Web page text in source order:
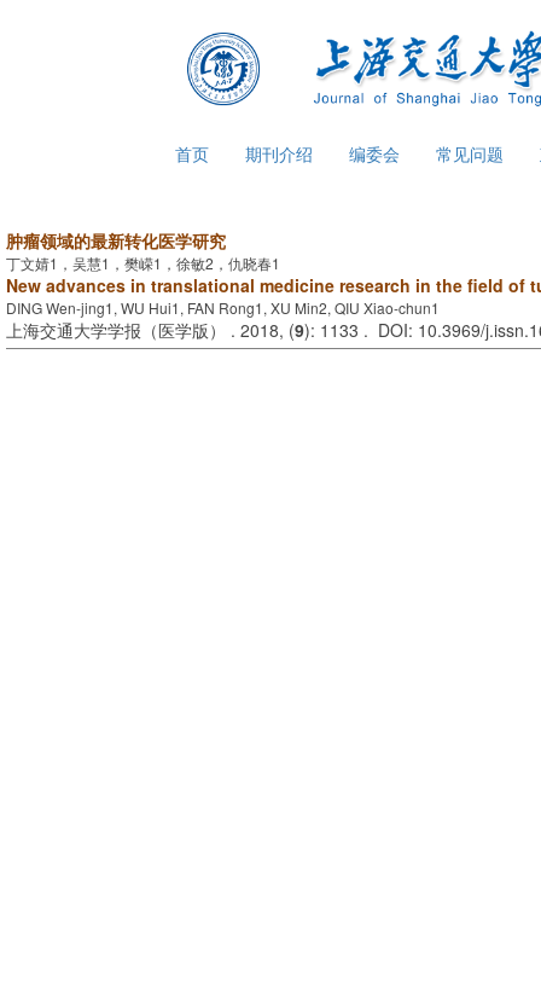
首页 期刊介绍 编委会 常见问题
肿瘤领域的最新转化医学研究
丁文婧1，吴慧1，樊嵘1，徐敏2，仇晓春1
New advances in translational medicine research in the field of
DING Wen-jing1, WU Hui1, FAN Rong1, XU Min2, QIU Xiao-chun1
上海交通大学学报（医学版） . 2018, (9): 1133 . DOI: 10.3969/